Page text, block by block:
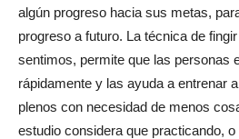
algún progreso hacia sus metas,
progreso a futuro. La técnica de
sentimos, permite que las personas
rápidamente y las ayuda a entrenar
plenos con necesidad de menos
estudio considera que practicando,